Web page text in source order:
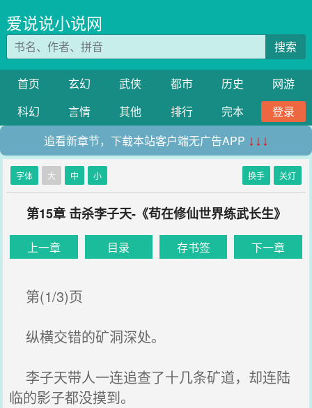
爱说说小说网
搜索
首页 玄幻 武侠 都市 历史
网游
科幻
言情 其他 排行 完本
登录
追看新章节，下载本站客户端无广告APP ↓↓↓
字体 大 中 小 换手 关灯
第15章 击杀李子天-《苟在修仙世界练武长生》
上一章 目录 存书签 下一章
第(1/3)页
纵横交错的矿洞深处。
李子天带人一连追查了十几条矿道，却连陆
临的影子都没摸到。